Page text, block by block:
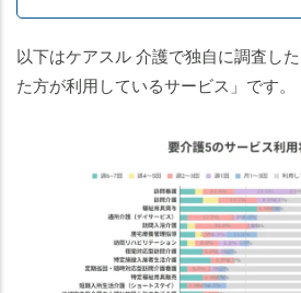
以下はケアスル 介護で独自に調査し
た方が利用しているサービス」です。